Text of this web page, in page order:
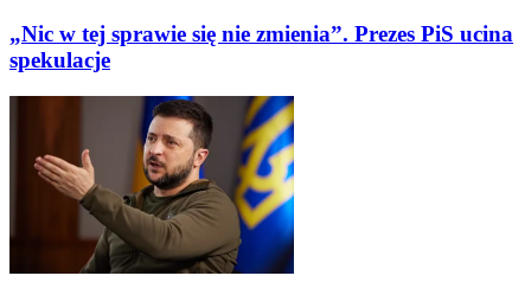
„Nic w tej sprawie się nie zmienia”. Prezes PiS ucina
spekulacje